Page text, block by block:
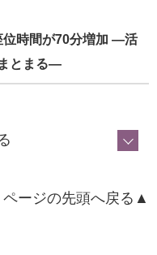
位時間が70分増加 ―活
とまる―
ページの先頭へ戻る▲